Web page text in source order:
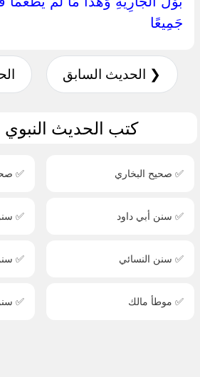
جَمِيعًا ‏
❮ الحديث السابق
كتب الحديث
✅ صحيح البخاري ✅
✅ سنن أبي داود ✅
✅ سنن النسائي ✅
✅ موطأ مالك ✅